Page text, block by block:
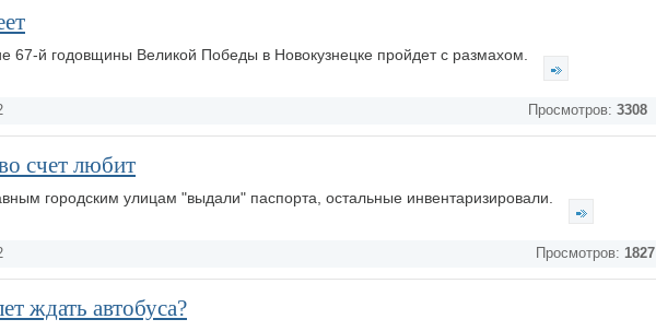
67-й годовщины Великой Победы в Новокузнецке пройдет с размахом.
Просмотров: 3308
счет любит
городским улицам "выдали" паспорта, остальные инвентаризировали.
Просмотров: 1827
ждать автобуса?